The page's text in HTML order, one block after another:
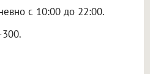
с 10:00 до 22:00.